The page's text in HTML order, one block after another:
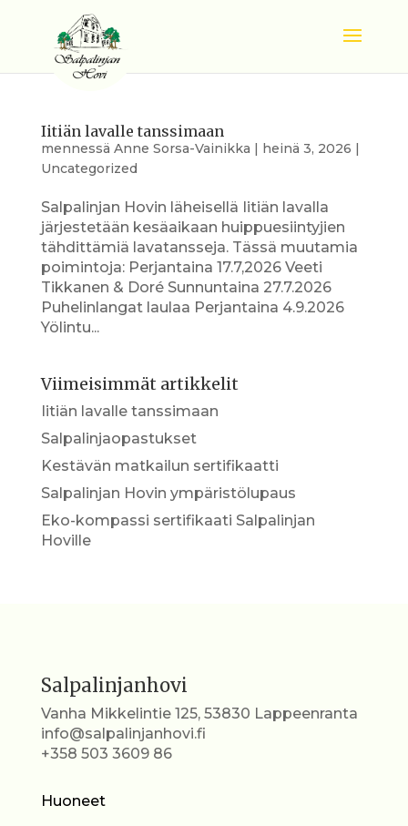
Iitiän lavalle tanssimaan
mennessä Anne Sorsa-Vainikka | heinä 3, 2026 |
Uncategorized
Salpalinjan Hovin läheisellä Iitiän lavalla
järjestetään kesäaikaan huippuesiintyjien
tähdittämiä lavatansseja. Tässä muutamia
poimintoja: Perjantaina 17.7,2026 Veeti
Tikkanen & Doré Sunnuntaina 27.7.2026
Puhelinlangat laulaa Perjantaina 4.9.2026
Yölintu...
Viimeisimmät artikkelit
Iitiän lavalle tanssimaan
Salpalinjaopastukset
Kestävän matkailun sertifikaatti
Salpalinjan Hovin ympäristölupaus
Eko-kompassi sertifikaati Salpalinjan
Hoville
Salpalinjanhovi
Vanha Mikkelintie 125, 53830 Lappeenranta
info@salpalinjanhovi.fi
+358 503 3609 86
Huoneet